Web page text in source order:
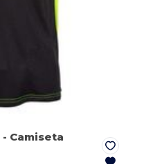
- Camiseta